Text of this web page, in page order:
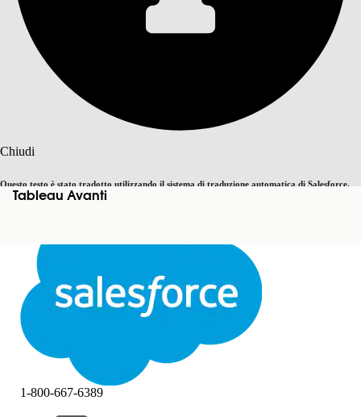
Chiudi
Questo testo è stato tradotto utilizzando il sistema di traduzione automatica di Salesforce.
Ulteriori dettagli sono disponibili
Chiudi Chiudi
Tableau Avanti
1-800-667-6389